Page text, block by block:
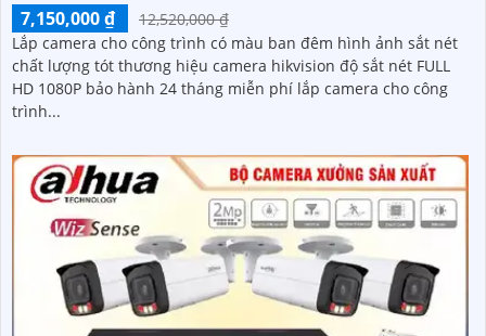
7,150,000 ₫
12,520,000 ₫
Lắp camera cho công trình có màu ban đêm hình ảnh sắt nét
chất lượng tót thương hiệu camera hikvision độ sắt nét FULL
HD 1080P bảo hành 24 tháng miễn phí lắp camera cho công
trình...